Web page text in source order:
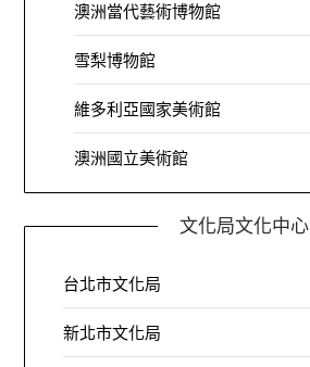
澳洲當代藝術博物館
雪梨博物館
維多利亞國家美術館
澳洲國立美術館
文化局文化中心
台北市文化局
新北市文化局